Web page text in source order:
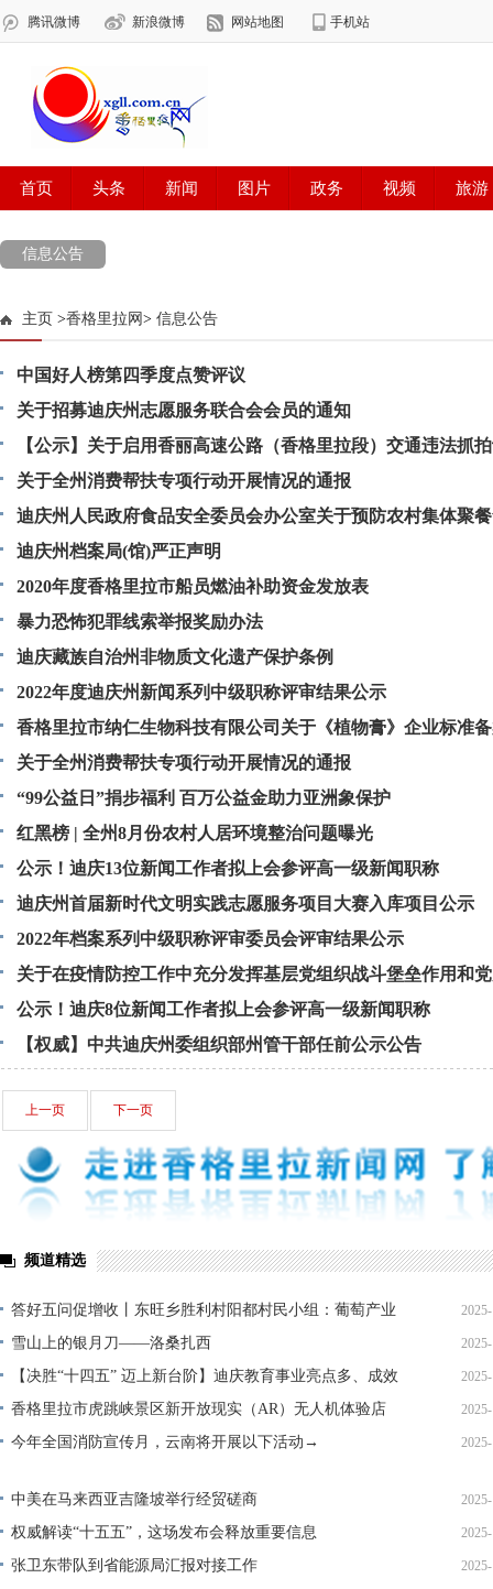
信息公告
主页 >香格里拉网 > 信息公告
中国好人榜第四季度点赞评议
关于招募迪庆州志愿服务联合会会员的通知
【公示】关于启用香丽高速公路（香格里拉段）交通违法抓
示
关于全州消费帮扶专项行动开展情况的通报
迪庆州人民政府食品安全委员会办公室关于预防农村集体聚
风险的预警公告
迪庆州档案局(馆)严正声明
2020年度香格里拉市船员燃油补助资金发放表
暴力恐怖犯罪线索举报奖励办法
迪庆藏族自治州非物质文化遗产保护条例
2022年度迪庆州新闻系列中级职称评审结果公示
香格里拉市纳仁生物科技有限公司关于《植物膏》企业标准
关于全州消费帮扶专项行动开展情况的通报
“99公益日”捐步福利 百万公益金助力亚洲象保护
红黑榜 | 全州8月份农村人居环境整治问题曝光
公示！迪庆13位新闻工作者拟上会参评高一级新闻职称
迪庆州首届新时代文明实践志愿服务项目大赛入库项目公示
2022年档案系列中级职称评审委员会评审结果公示
关于在疫情防控工作中充分发挥基层党组织战斗堡垒作用和
范作用的通知
​公示！迪庆8位新闻工作者拟上会参评高一级新闻职称
【权威】中共迪庆州委组织部州管干部任前公示公告
上一页 下一页
频道精选
答好五问促增收丨东旺乡胜利村阳都村民小组：葡萄产业
铺就“甜蜜”增收路
雪山上的银月刀——洛桑扎西
【决胜“十四五” 迈上新台阶】迪庆教育事业亮点多、成效
显——培根铸魂育桃李
香格里拉市虎跳峡景区新开放现实（AR）无人机体验店
今年全国消防宣传月，云南将开展以下活动→
中美在马来西亚吉隆坡举行经贸磋商
权威解读“十五五”，这场发布会释放重要信息
张卫东带队到省能源局汇报对接工作